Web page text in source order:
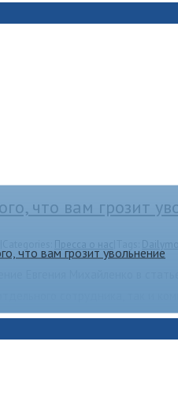
что вам грозит увольнение
что вам грозит
Евгения Михайленко в
сотрудника, так и